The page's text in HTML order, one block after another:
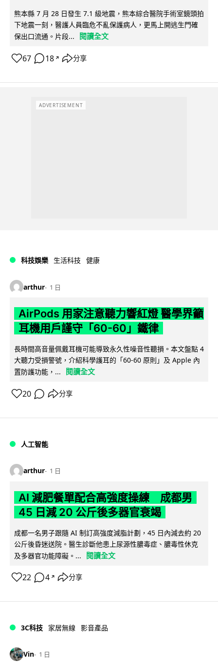
熊本縣 7 月 28 日發生 7.1 級地震，熊本綜合醫院手術室鏡頭拍
下地震一刻，醫護人員臨危不亂保護病人，更馬上開逃生門確
保出口流通。片段...
閱讀全文
67 18 ↗ 分享
ADVERTISEMENT
科技娛樂 生活科技 健康
arthur 1 日
AirPods 用家注意聽力響紅燈 醫學界籲
耳機用戶謹守「60-60」鐵律
長時間高音量佩戴耳機可能導致永久性噪音性聽損。本文盤點 4
大聽力受損警號，介紹科學護耳的「60-60 原則」及 Apple 內
置防護功能，...
閱讀全文
20 分享
人工智能
arthur 1 日
AI 減肥餐單配合高強度操練 成都男
45 日減 20 公斤後多器官衰竭
成都一名男子跟隨 AI 制訂高強度減脂計劃，45 日內減去約 20
公斤後昏迷送院。醫生診斷他患上尿源性膿毒症、膿毒性休克
及多器官功能障礙。...
閱讀全文
22 4 ↗ 分享
3C科技 家居無線 影音產品
Vin 1 日